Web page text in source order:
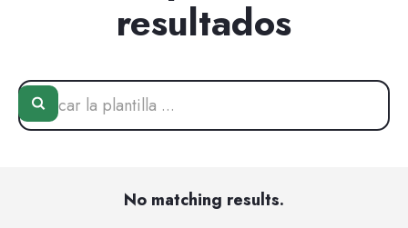
resultados
No matching results.